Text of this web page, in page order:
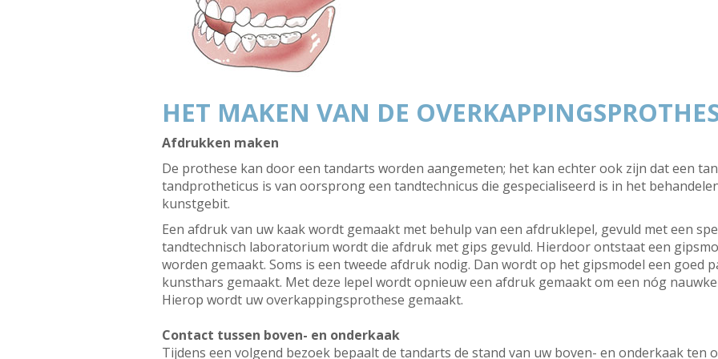
HET MAKEN VAN DE
Afdrukken maken
De prothese kan door een tandarts worden aangemeten; het kan echter ook zijn dat een
tandprotheticus is van oorsprong een tandtechnicus die gespecialiseerd is in het
kunstgebit.
Een afdruk van uw kaak wordt gemaakt met behulp van een afdruklepel, gevuld met een
tandtechnisch laboratorium wordt die afdruk met gips gevuld. Hierdoor ontstaat een
worden gemaakt. Soms is een tweede afdruk nodig. Dan wordt op het gipsmodel een goed
kunsthars gemaakt. Met deze lepel wordt opnieuw een afdruk gemaakt om een nóg
Hierop wordt uw overkappingsprothese gemaakt.
Contact tussen boven- en onderkaak
Tijdens een volgend bezoek bepaalt de tandarts de stand van uw boven- en onderkaak ten